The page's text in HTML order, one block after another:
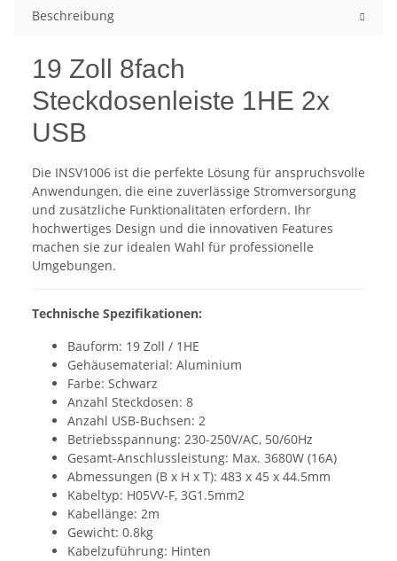
Beschreibung
19 Zoll 8fach
Steckdosenleiste 1HE 2x
USB
Die INSV1006 ist die perfekte Lösung für anspruchsvolle
Anwendungen, die eine zuverlässige Stromversorgung
und zusätzliche Funktionalitäten erfordern. Ihr
hochwertiges Design und die innovativen Features
machen sie zur idealen Wahl für professionelle
Umgebungen.
Technische Spezifikationen:
Bauform: 19 Zoll / 1HE
Gehäusematerial: Aluminium
Farbe: Schwarz
Anzahl Steckdosen: 8
Anzahl USB-Buchsen: 2
Betriebsspannung: 230-250V/AC, 50/60Hz
Gesamt-Anschlussleistung: Max. 3680W (16A)
Abmessungen (B x H x T): 483 x 45 x 44.5mm
Kabeltyp: H05VV-F, 3G1.5mm2
Kabellänge: 2m
Gewicht: 0.8kg
Kabelzuführung: Hinten